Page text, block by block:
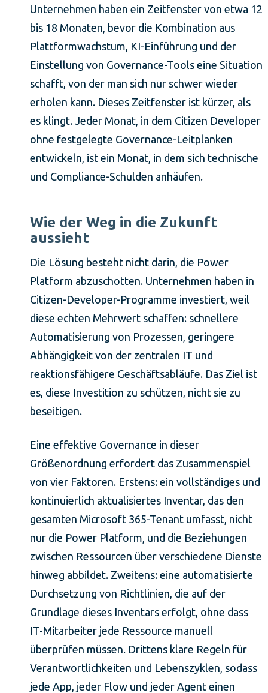
Unternehmen haben ein Zeitfenster von etwa 12
bis 18 Monaten, bevor die Kombination aus
Plattformwachstum, KI-Einführung und der
Einstellung von Governance-Tools eine Situation
schafft, von der man sich nur schwer wieder
erholen kann. Dieses Zeitfenster ist kürzer, als
es klingt. Jeder Monat, in dem Citizen Developer
ohne festgelegte Governance-Leitplanken
entwickeln, ist ein Monat, in dem sich technische
und Compliance-Schulden anhäufen.
Wie der Weg in die Zukunft
aussieht
Die Lösung besteht nicht darin, die Power
Platform abzuschotten. Unternehmen haben in
Citizen-Developer-Programme investiert, weil
diese echten Mehrwert schaffen: schnellere
Automatisierung von Prozessen, geringere
Abhängigkeit von der zentralen IT und
reaktionsfähigere Geschäftsabläufe. Das Ziel ist
es, diese Investition zu schützen, nicht sie zu
beseitigen.
Eine effektive Governance in dieser
Größenordnung erfordert das Zusammenspiel
von vier Faktoren. Erstens: ein vollständiges und
kontinuierlich aktualisiertes Inventar, das den
gesamten Microsoft 365-Tenant umfasst, nicht
nur die Power Platform, und die Beziehungen
zwischen Ressourcen über verschiedene Dienste
hinweg abbildet. Zweitens: eine automatisierte
Durchsetzung von Richtlinien, die auf der
Grundlage dieses Inventars erfolgt, ohne dass
IT-Mitarbeiter jede Ressource manuell
überprüfen müssen. Drittens klare Regeln für
Verantwortlichkeiten und Lebenszyklen, sodass
jede App, jeder Flow und jeder Agent einen